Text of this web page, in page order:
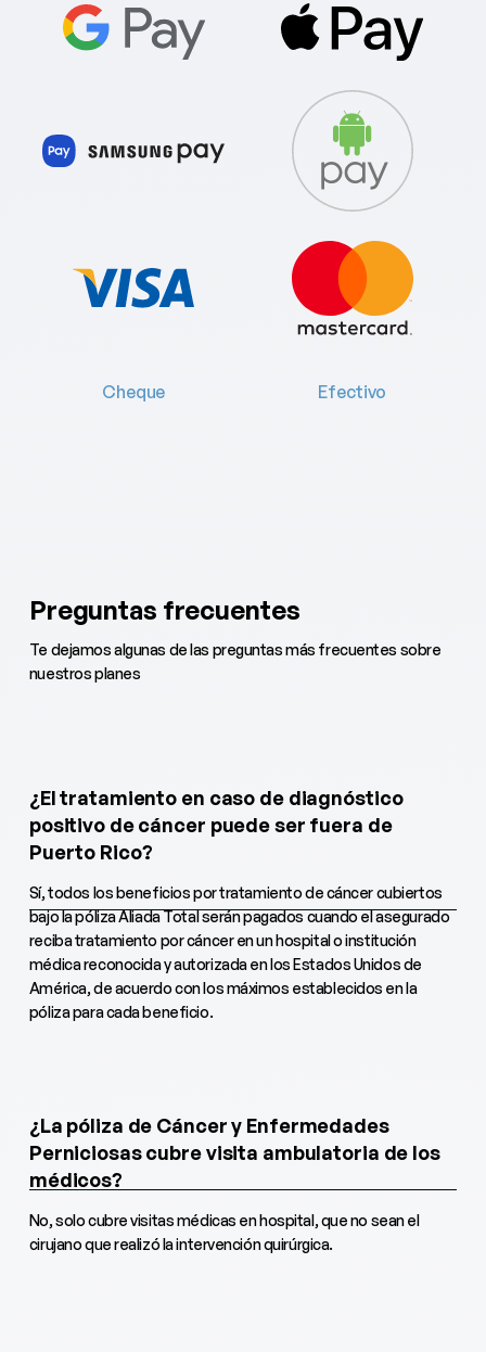
Cheque Efectivo
Preguntas frecuentes
Te dejamos algunas de las preguntas más frecuentes sobre
nuestros planes
¿El tratamiento en caso de diagnóstico
positivo de cáncer puede ser fuera de
Puerto Rico?
Sí, todos los beneficios por tratamiento de cáncer cubiertos
bajo la póliza Aliada Total serán pagados cuando el asegurado
reciba tratamiento por cáncer en un hospital o institución
médica reconocida y autorizada en los Estados Unidos de
América, de acuerdo con los máximos establecidos en la
póliza para cada beneficio.
¿La póliza de Cáncer y Enfermedades
Perniciosas cubre visita ambulatoria de los
médicos?
No, solo cubre visitas médicas en hospital, que no sean el
cirujano que realizó la intervención quirúrgica.